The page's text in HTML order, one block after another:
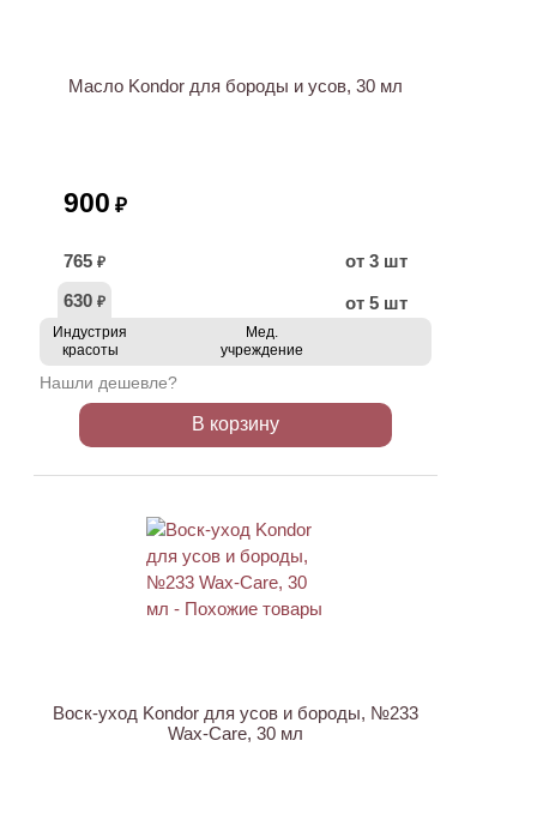
Масло Kondor для бороды и усов, 30 мл
900 ₽
765 ₽
от 3 шт
630 ₽ от 5 шт
Индустрия
красоты
Мед.
учреждение
Нашли дешевле?
В корзину
Воск-уход Kondor для усов и бороды, №233
Wax-Care, 30 мл